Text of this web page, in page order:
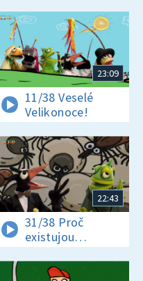
23:09
11/38 Veselé
Velikonoce!
22:43
31/38 Proč
existujou
klíšťata? Jak se
vyrábí čokoláda?